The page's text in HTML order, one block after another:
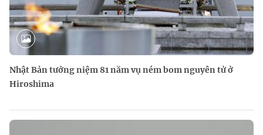
Nhật Bản tưởng niệm 81 năm vụ ném bom nguyên tử ở
Hiroshima